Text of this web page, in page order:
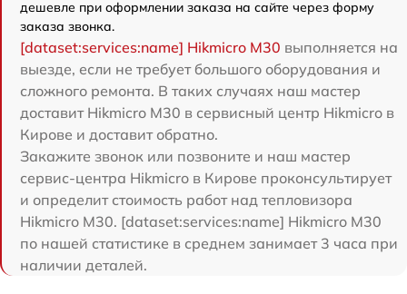
дешевле при оформлении заказа на сайте через форму
заказа звонка.
[dataset:services:name] Hikmicro M30 выполняется на
выезде, если не требует большого оборудования и
сложного ремонта. В таких случаях наш мастер
доставит Hikmicro M30 в сервисный центр Hikmicro в
Кирове и доставит обратно.
Закажите звонок или позвоните и наш мастер
сервис-центра Hikmicro в Кирове проконсультирует
и определит стоимость работ над тепловизора
Hikmicro M30. [dataset:services:name] Hikmicro M30
по нашей статистике в среднем занимает 3 часа при
наличии деталей.